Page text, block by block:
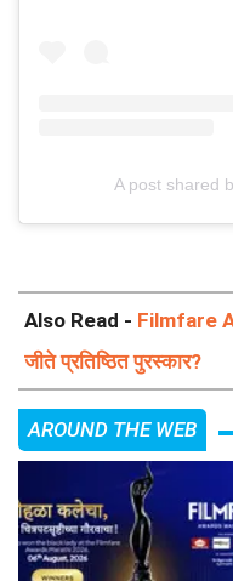
A post shared
Also Read - Filmfare
जीते प्रतिष्ठित पुरस्कार?
AROUND THE WEB